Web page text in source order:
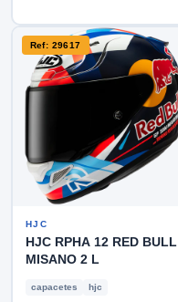
Ref: 29617
HJC
HJC RPHA 12 RED BULL
MISANO 2 L
capacetes hjc